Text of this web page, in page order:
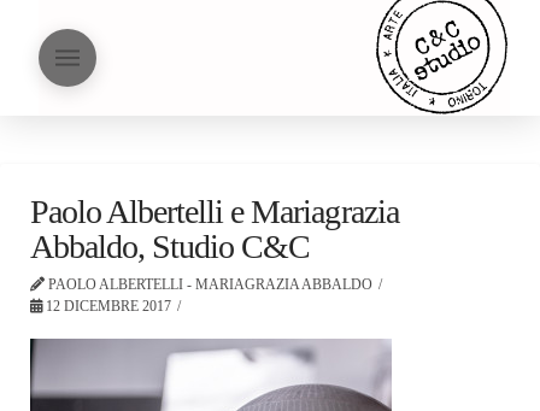
Paolo Albertelli e Mariagrazia
Abbaldo, Studio C&C
PAOLO ALBERTELLI - MARIAGRAZIA ABBALDO
12 DICEMBRE 2017